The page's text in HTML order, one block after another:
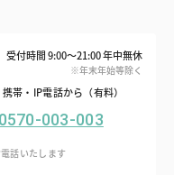
受付時間 9:00～21:00 年中無休
※年末年始等除く
携帯・IP電話から（有料）
0570-003-003
話いたします